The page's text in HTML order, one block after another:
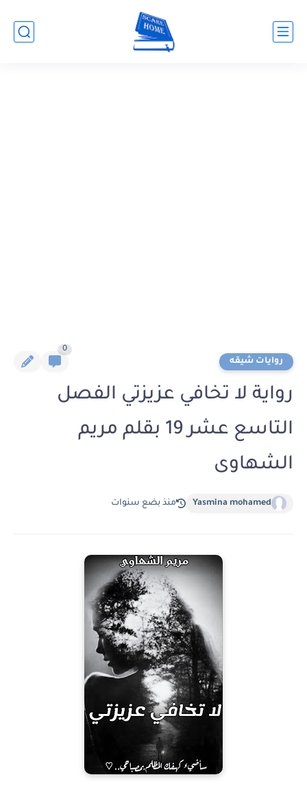
روايات شيقه
0
رواية لا تخافي عزيزتي الفصل
التاسع عشر 19 بقلم مريم
الشهاوى
Yasmina mohamed منذ بضع سنوات